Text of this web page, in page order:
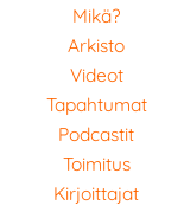
Mikä?
Arkisto
Videot
Tapahtumat
Podcastit
Toimitus
Kirjoittajat